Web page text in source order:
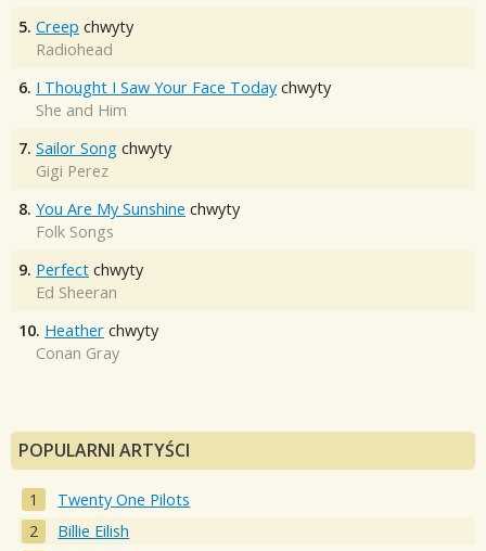
5. Creep chwyty
Radiohead
6. I Thought I Saw Your Face Today chwyty
She and Him
7. Sailor Song chwyty
Gigi Perez
8. You Are My Sunshine chwyty
Folk Songs
9. Perfect chwyty
Ed Sheeran
10. Heather chwyty
Conan Gray
POPULARNI ARTYŚCI
Twenty One Pilots
Billie Eilish